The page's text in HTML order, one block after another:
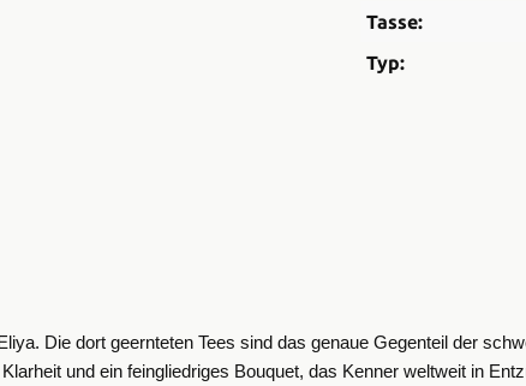
Tasse:
Typ:
Die dort geernteten Tees sind das genaue Gegenteil der
und ein feingliedriges Bouquet, das Kenner weltweit in